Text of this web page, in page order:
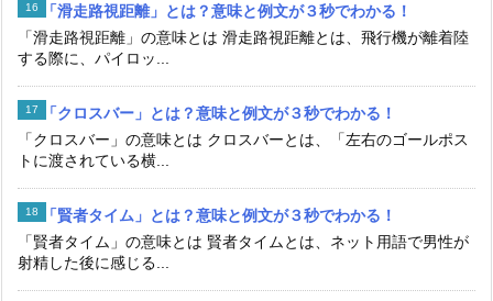
「滑走路視距離」とは？意味と例文が３秒でわかる！
「滑走路視距離」の意味とは 滑走路視距離とは、飛行機が離着陸
する際に、パイロッ...
「クロスバー」とは？意味と例文が３秒でわかる！
「クロスバー」の意味とは クロスバーとは、「左右のゴールポス
トに渡されている横...
「賢者タイム」とは？意味と例文が３秒でわかる！
「賢者タイム」の意味とは 賢者タイムとは、ネット用語で男性が
射精した後に感じる...